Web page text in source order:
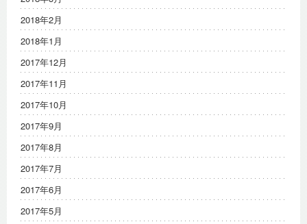
2018年2月
2018年1月
2017年12月
2017年11月
2017年10月
2017年9月
2017年8月
2017年7月
2017年6月
2017年5月